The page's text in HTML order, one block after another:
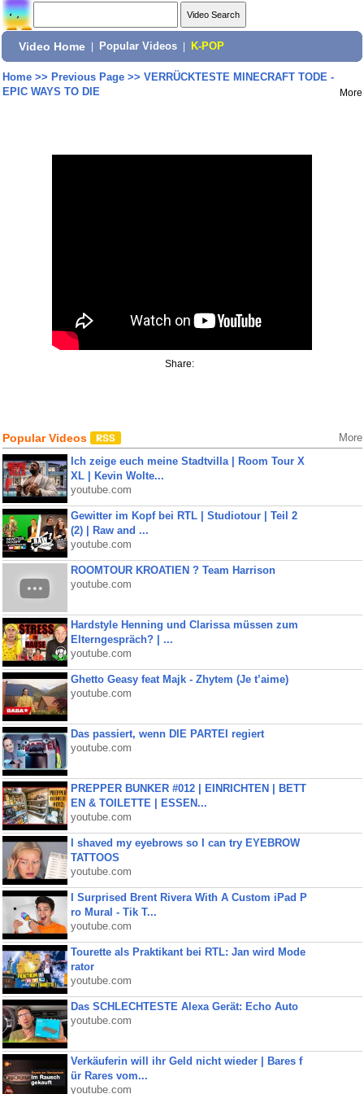
Video Home Popular Videos K-POP
Home>> Previous Page>> VERRÜCKTESTE MINECRAFT TODE -
EPIC WAYS TO DIE
More
Share:
Popular Videos More
Ich zeige euch meine Stadtvilla | Room Tour X
XL | Kevin Wolte...
youtube.com
Gewitter im Kopf bei RTL | Studiotour | Teil 2
(2) | Raw and ...
youtube.com
ROOMTOUR KROATIEN ? Team Harrison
youtube.com
Hardstyle Henning und Clarissa müssen zum
Elterngespräch? | ...
youtube.com
Ghetto Geasy feat Majk - Zhytem (Je t’aime)
youtube.com
Das passiert, wenn DIE PARTEI regiert
youtube.com
PREPPER BUNKER #012 | EINRICHTEN | BETT
EN & TOILETTE | ESSEN...
youtube.com
I shaved my eyebrows so I can try EYEBROW
TATTOOS
youtube.com
I Surprised Brent Rivera With A Custom iPad P
ro Mural - Tik T...
youtube.com
Tourette als Praktikant bei RTL: Jan wird Mode
rator
youtube.com
Das SCHLECHTESTE Alexa Gerät: Echo Auto
youtube.com
Verkäuferin will ihr Geld nicht wieder | Bares f
ür Rares vom...
youtube.com